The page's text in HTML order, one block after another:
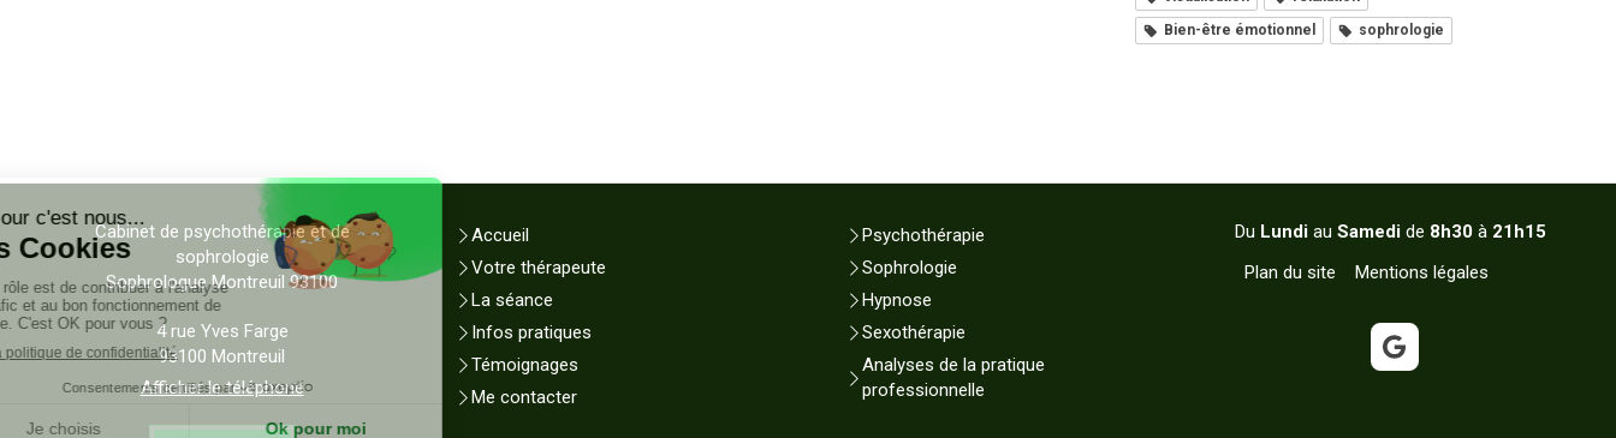
Bien-être émotionnel
sophrologie
Cabinet de psychothérapie et de
sophrologie
Sophrologue Montreuil 93100
4 rue Yves Farge
93100 Montreuil
Afficher le téléphone
Accueil
Votre thérapeute
La séance
Infos pratiques
Témoignages
Me contacter
Psychothérapie
Sophrologie
Hypnose
Sexothérapie
Analyses de la pratique
professionnelle
Du Lundi au Samedi de 8h30 à 21h15
Plan du site
Mentions légales